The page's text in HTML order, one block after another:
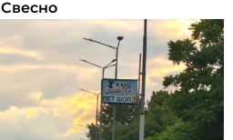
Свесно